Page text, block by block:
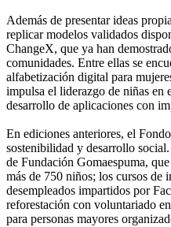
Además de presentar ideas
replicar modelos validados
ChangeX, que ya han
comunidades. Entre ellas se
alfabetización digital para
impulsa el liderazgo de niñas
desarrollo de aplicaciones con
En ediciones anteriores, el
sostenibilidad y desarrollo
de Fundación Gomaespuma,
más de 750 niños; los cursos de
desempleados impartidos por
reforestación con voluntariado
para personas mayores